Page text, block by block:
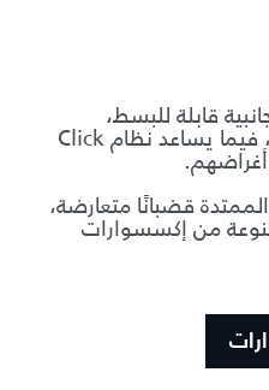
قابلة للبسط،
لإمكانية وصول أسهل بعد، فيما يساعد نظام Click
قضبانًا متعارضة،
من إكسسوارات